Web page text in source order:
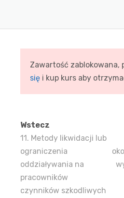
Zawartość zablokowana,
się i kup kurs aby
Wstecz
11. Metody likwidacji lub
ograniczenia
oddziaływania na
pracowników
czynników szkodliwych
FIRMA DOCTUSfunkcjonuje na